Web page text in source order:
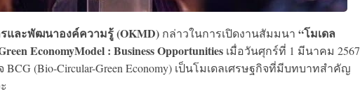
และพัฒนาองค์ความรู้ (OKMD) กล่าวในการเปิดงานสัมมนา “โมเดล
EconomyModel : Business Opportunities เมื่อวันศุกร์ที่ 1 มีนาคม 2567
(Bio-Circular-Green Economy) เป็นโมเดลเศรษฐกิจที่มีบทบาทสำคัญ